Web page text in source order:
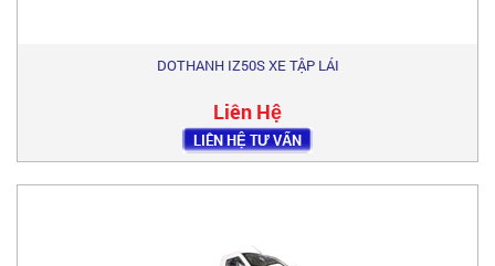
DOTHANH IZ50S XE TẬP LÁI
Liên Hệ
LIÊN HỆ TƯ VẤN